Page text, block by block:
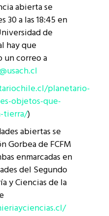
abierta se
30 a las 18:45 en
de
hay que
un correo a
planetario-
objetos-que-
tierra/)
abiertas se
Gorbea de FCFM
enmarcadas en
del Segundo
y Ciencias de la